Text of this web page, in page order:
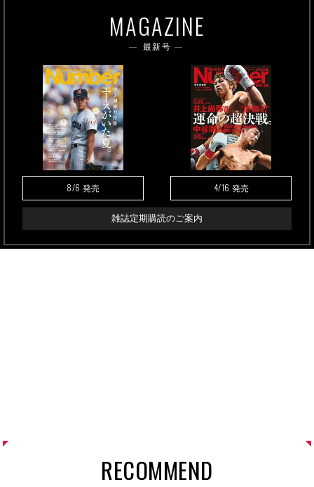
MAGAZINE
最新号
8/6 発売 4/16 発売
雑誌定期購読のご案内
RECOMMEND